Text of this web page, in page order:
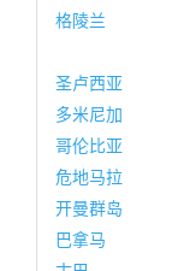
格陵兰
圣卢西亚
多米尼加
哥伦比亚
危地马拉
开曼群岛
巴拿马